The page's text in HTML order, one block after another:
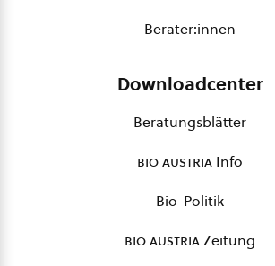
Berater:innen
Downloadcenter
Beratungsblätter
bio austria Info
Bio-Politik
bio austriaZeitung